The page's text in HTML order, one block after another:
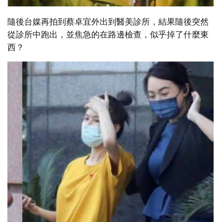
隨後台媒再拍到蔡卓宜外出到醫美診所，結果隨後突然
從診所中跑出，並焦急的在路邊檢查，似乎掉了什麼東
西？